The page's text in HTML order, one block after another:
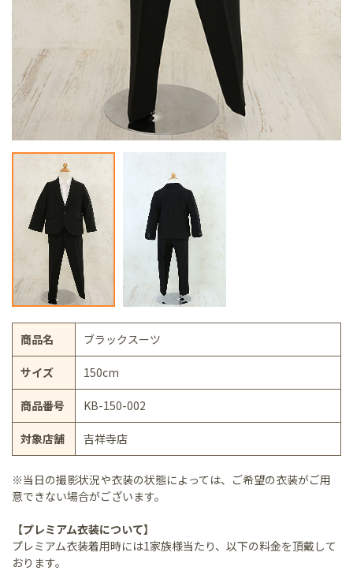
商品名 ブラックスーツ
サイズ 150cm
商品番号 KB-150-002
対象店舗 吉祥寺店
※当日の撮影状況や衣装の状態によっては、ご希望の衣装がご用
意できない場合がございます。
【プレミアム衣装について】
プレミアム衣装着用時には1家族様当たり、以下の料金を頂戴して
おります。